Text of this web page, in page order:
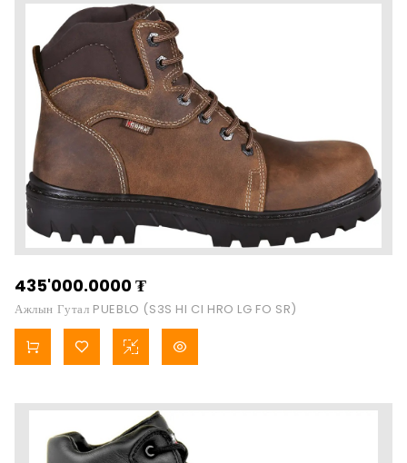
435'000.0000₮
Ажлын Гутал PUEBLO (S3S HI CI HRO LG FO SR)